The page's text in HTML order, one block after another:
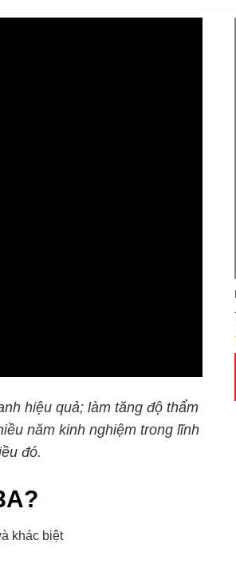
hiệu quả; làm tăng độ thẩm
năm kinh nghiệm trong lĩnh
đó.
khác biệt